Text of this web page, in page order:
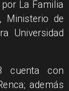
La Familia
Ministerio de
Universidad
cuenta con
además